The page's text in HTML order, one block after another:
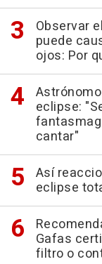
Observar
puede
ojos: Por
eclipse:
cantar"
Así
eclipse
Gafas
filtro o